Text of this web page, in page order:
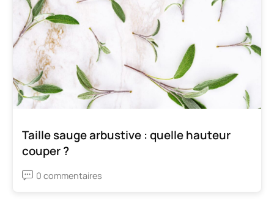
Taille sauge arbustive : quelle hauteur
couper ?
0 commentaires